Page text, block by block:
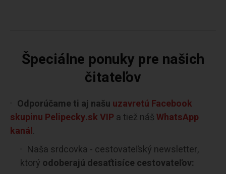
Špeciálne ponuky pre našich
čitateľov
Odporúčame ti aj našu uzavretú Facebook
skupinu Pelipecky.sk VIP a tiež nášWhatsApp
kanál.
Naša srdcovka - cestovateľský newsletter,
ktorý odoberajú desaťtisíce cestovateľov: